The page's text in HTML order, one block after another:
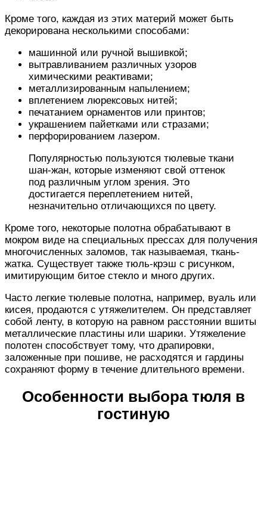
Кроме того, каждая из этих материй может быть
декорирована несколькими способами:
машинной или ручной вышивкой;
вытравливанием различных узоров
химическими реактивами;
металлизированным напылением;
вплетением люрексовых нитей;
печатанием орнаментов или принтов;
украшением пайетками или стразами;
перфорированием лазером.
Популярностью пользуются тюлевые ткани
шан-жан, которые изменяют свой оттенок
под различным углом зрения. Это
достигается переплетением нитей,
незначительно отличающихся по цвету.
Кроме того, некоторые полотна обрабатывают в
мокром виде на специальных прессах для получения
многочисленных заломов, так называемая, ткань-
жатка. Существует также тюль-крэш с рисунком,
имитирующим битое стекло и много других.
Часто легкие тюлевые полотна, например, вуаль или
кисея, продаются с утяжелителем. Он представляет
собой ленту, в которую на равном расстоянии вшиты
металлические пластины или шарики. Утяжеление
полотен способствует тому, что драпировки,
заложенные при пошиве, не расходятся и гардины
сохраняют форму в течение длительного времени.
Особенности выбора тюля в
гостиную